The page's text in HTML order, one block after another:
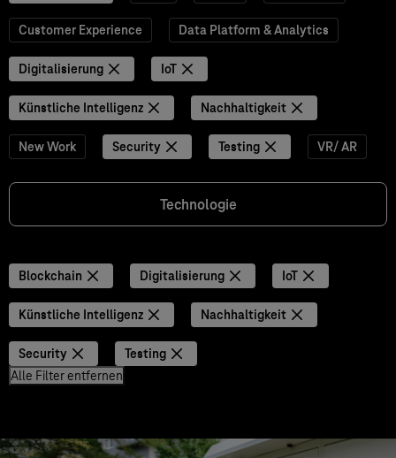
Customer Experience Data Platform & Analytics
Digitalisierung IoT
Künstliche Intelligenz Nachhaltigkeit
New Work Security Testing VR/ AR
Technologie
Blockchain Digitalisierung IoT
Künstliche Intelligenz Nachhaltigkeit
Security
Testing
Alle Filter entfernen